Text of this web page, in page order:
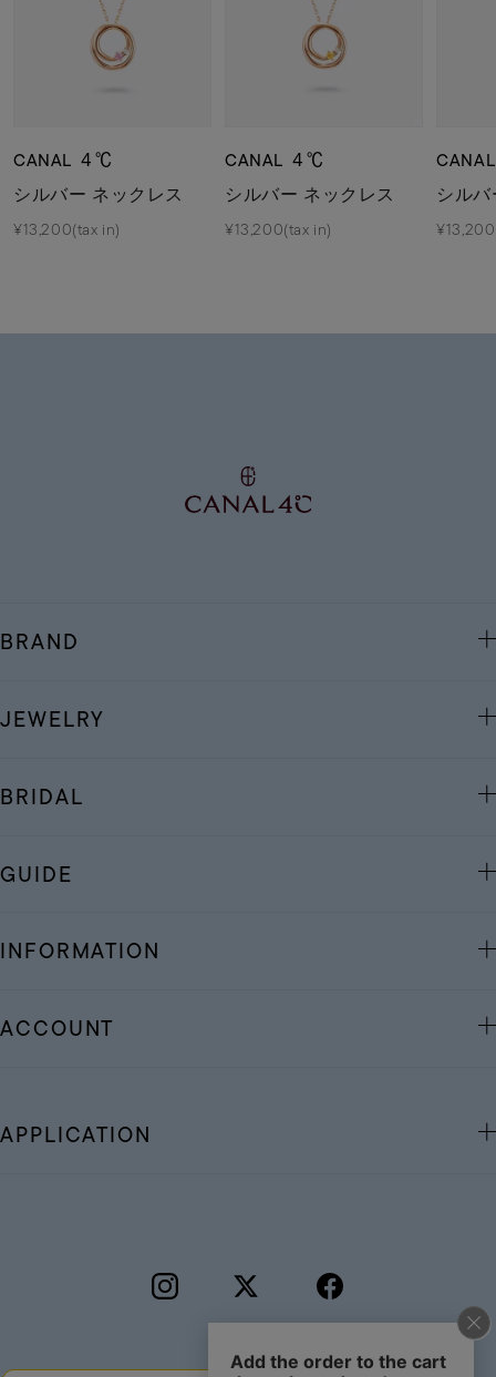
CANAL ４℃
シルバー ネックレス
¥13,200(tax in)
CANAL ４℃
シルバー ネックレス
¥13,200(tax in)
シル
BRAND
JEWELRY
BRIDAL
GUIDE
INFORMATION
ACCOUNT
APPLICATION